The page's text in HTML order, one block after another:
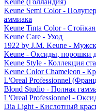
Keune (Голландия)
Keune Semi Color -
аммиака
Keune Tinta Color - Стойкая
Keune Care - Уход
1922 by J.M. Keune -
Keune - Оксиды, порошки
Keune Style - Коллекция
Keune Color Chameleon -
L'Oreal Professionnel
Blond Studio - Полная
L'Oreal Professionnel -
Dia Light - Кислотный